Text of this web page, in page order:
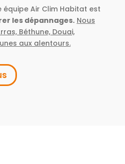
équipe Air Clim Habitat est
les dépannages. Nous
Béthune, Douai,
aux alentours.